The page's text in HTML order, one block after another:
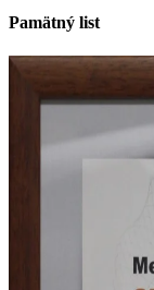
Pamätný list